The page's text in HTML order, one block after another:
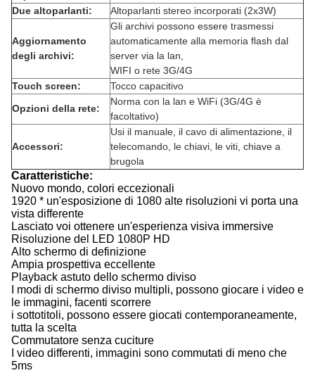
Due altoparlanti:
Altoparlanti stereo incorporati (2x3W)
Aggiornamento
degli archivi:
Gli archivi possono essere trasmessi
automaticamente alla memoria flash dal
server via la lan,
WIFI o rete 3G/4G
Touch screen:
Tocco capacitivo
Opzioni della rete:
Norma con la lan e WiFi (3G/4G è
facoltativo)
Accessori:
Usi il manuale, il cavo di alimentazione, il
telecomando, le chiavi, le viti, chiave a
brugola
Caratteristiche:
Nuovo mondo, colori eccezionali
1920 * un'esposizione di 1080 alte risoluzioni vi porta una
vista differente
Lasciato voi ottenere un'esperienza visiva immersive
Risoluzione del LED 1080P HD
Alto schermo di definizione
Ampia prospettiva eccellente
Playback astuto dello schermo diviso
I modi di schermo diviso multipli, possono giocare i video e
le immagini, facenti scorrere
i sottotitoli, possono essere giocati contemporaneamente,
tutta la scelta
Commutatore senza cuciture
I video differenti, immagini sono commutati di meno che
5ms